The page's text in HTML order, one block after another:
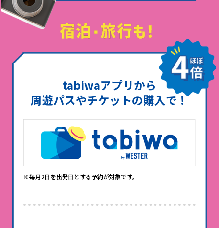
tabiwaアプリから
周遊パスやチケットの購入で！
※毎月2日を出発日とする予約が対象です。